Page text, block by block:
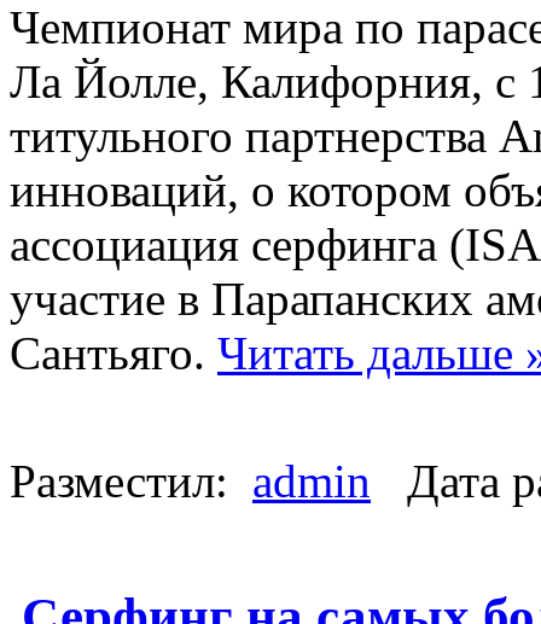
Чемпионат мира по
Ла Йолле, Калифорния, с
титульного партнерства
инноваций, о котором
ассоциация серфинга
участие в Парапанских
Сантьяго. Читать дальше
Разместил: admin Дата